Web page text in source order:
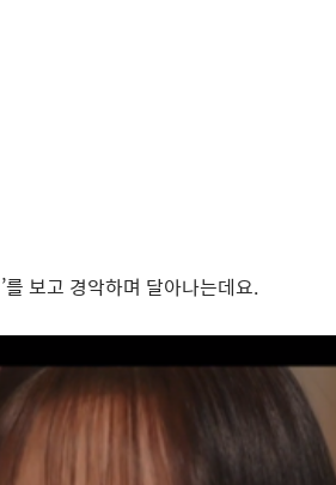
’를 보고 경악하며 달아나는데요.